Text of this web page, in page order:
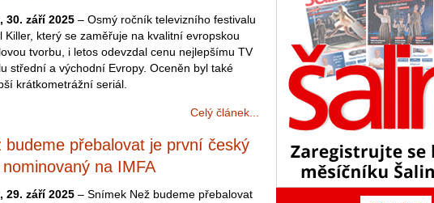
30. září 2025 – Osmý ročník televizního festivalu
Killer, který se zaměřuje na kvalitní evropskou
tvorbu, i letos odevzdal cenu nejlepšímu TV
střední a východní Evropy. Oceněn byl také
krátkometrážní seriál.
Celý článek...
budeme přebalovat je první český
na IMFA
29. září 2025 – Snímek Než budeme přebalovat